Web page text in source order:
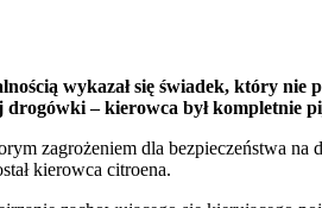
wykazał się świadek, który nie
drogówki – kierowca był kompletnie
zagrożeniem dla bezpieczeństwa
kierowca citroena.